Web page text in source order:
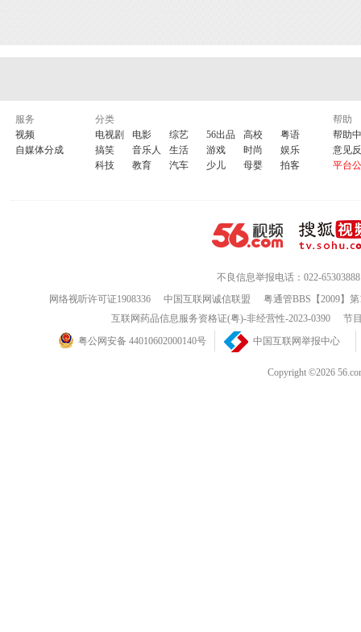
服务
视频
自媒体分成
分类
电视剧
电影 综艺 56出品 高校
粤语
搞笑
音乐人 生活 游戏 时尚
娱乐
科技
教育 汽车 少儿 母婴 拍客
帮助
帮助
意见
平台
不良信息举报电话：022-65303888
网络视听许可证1908336
中国互联网诚信联盟
粤通管BBS【2009】
互联网药品信息服务资格证(粤)-非经营性-2023-0390
节
粤公网安备 44010602000140号
中国互联网举报中心
Copyright ©2026